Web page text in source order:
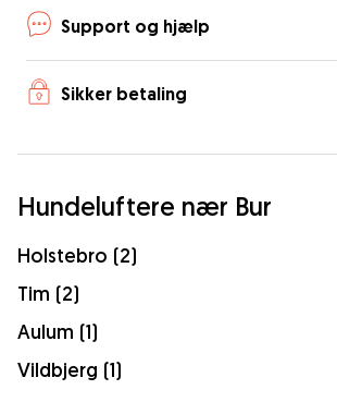
Support og hjælp
Sikker betaling
Hundeluftere nær Bur
Holstebro (2)
Tim (2)
Aulum (1)
Vildbjerg (1)